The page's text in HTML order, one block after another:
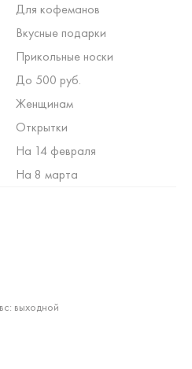
Для кофеманов
Вкусные подарки
Прикольные носки
До 500 руб.
Женщинам
Открытки
На 14 февраля
На 8 марта
выходной